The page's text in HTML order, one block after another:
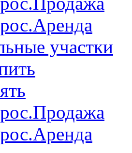
участки